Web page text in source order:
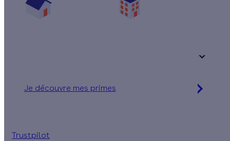
Je découvre mes primes
Trustpilot